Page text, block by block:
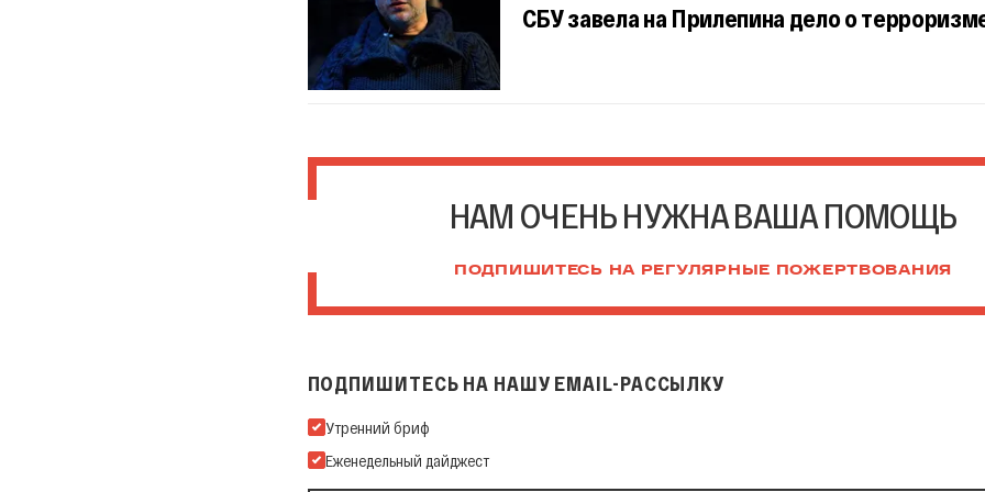
СБУ завела на Прилепина дело о
НАМ ОЧЕНЬ НУЖНА ВАША ПОМОЩЬ
ПОДПИШИТЕСЬ НА РЕГУЛЯРНЫЕ ПОЖЕРТВОВАНИЯ
ПОДПИШИТЕСЬ НА НАШУ EMAIL-РАССЫЛКУ
Подпишитесь на нашу Email-рассылку
Утренний бриф
Еженедельный дайджест